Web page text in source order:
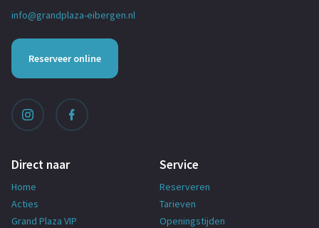
info@grandplaza-eibergen.nl
Reserveer online
Direct naar
Home
Acties
Grand Plaza VIP
Service
Reserveren
Tarieven
Openingstijden